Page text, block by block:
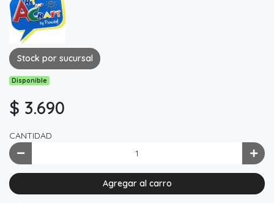
Stock por sucursal
Disponible
$ 3.690
CANTIDAD
Agregar al carro